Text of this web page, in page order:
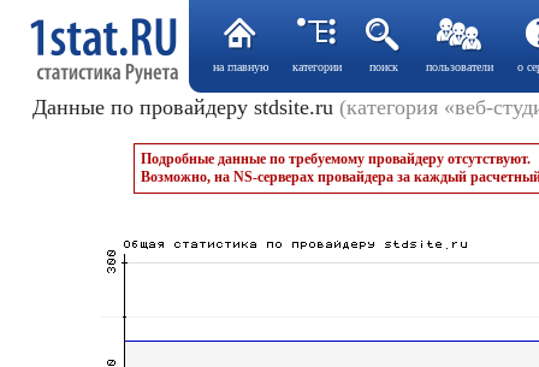
на главную категории поиск пользователи о
Данные по провайдеру stdsite.ru (категория «веб-
Подробные данные по требуемому провайдеру отсутствуют.
Возможно, на NS-серверах провайдера за каждый